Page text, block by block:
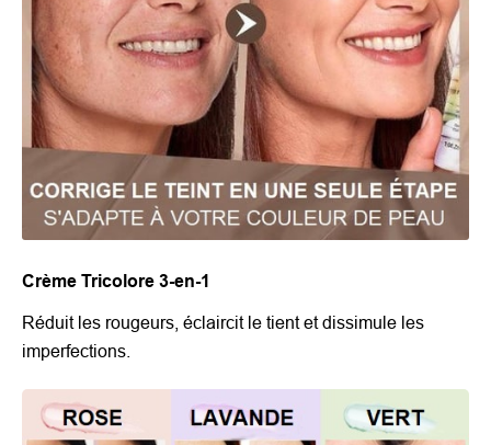
Crème Tricolore 3-en-1
Réduit les rougeurs, éclaircit le tient et dissimule les
imperfections.